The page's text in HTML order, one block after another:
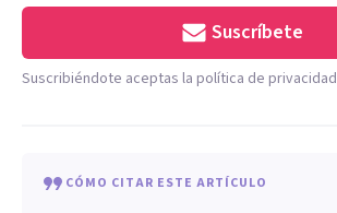
Suscríbete
Suscribiéndote aceptas la política de privacidad
CÓMO CITAR ESTE ARTÍCULO